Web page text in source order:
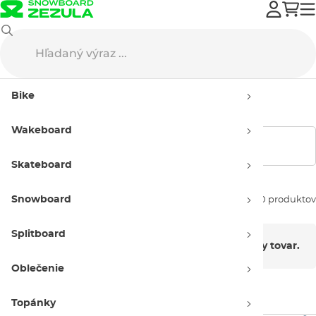
Bike
Wakeboard
Skateboard
Snowboard
Splitboard
Oblečenie
Topánky
Pánske topánky DC
Zoradiť podľa: 0 produktov
V tejto kategórii nie je momentálne žiadny tovar.